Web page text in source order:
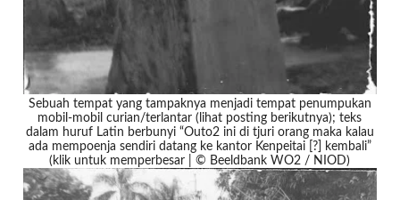
Sebuah tempat yang tampaknya menjadi tempat penumpukan
mobil-mobil curian/terlantar (lihat posting berikutnya); teks
dalam huruf Latin berbunyi “Outo2 ini di tjuri orang maka kalau
ada mempoenja sendiri datang ke kantor Kenpeitai [?] kembali”
(klik untuk memperbesar | © Beeldbank WO2 / NIOD)